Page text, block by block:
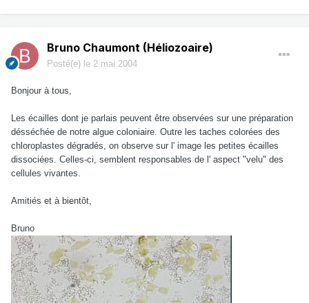
Bruno Chaumont (Héliozoaire)
Posté(e) le 2 mai 2004
Bonjour à tous,
Les écailles dont je parlais peuvent être observées sur une préparation
désséchée de notre algue coloniaire. Outre les taches colorées des
chloroplastes dégradés, on observe sur l' image les petites écailles
dissociées. Celles-ci, semblent responsables de l' aspect "velu" des
cellules vivantes.
Amitiés et à bientôt,
Bruno